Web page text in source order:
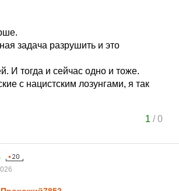
задача разрушить и это
И тогда и сейчас одно и тоже.
с нацистским лозунгами, я так
1 /0